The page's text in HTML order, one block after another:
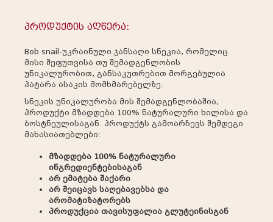
პროდუქტის აღწერა:
Bob snail-უკრაინული ჯანსაღი სნეკია, რომელიც
მისი შეფუთვისა თუ შემადგენლობის
უნიკალურობით, განსაკუთრებით მორგებულია
პატარა ასაკის მომხმარებელზე.
სნეკის უნიკალურობა მის შემადგენლობაშია,
პროდუქტი მზადდება 100% ნატურალური ხილისა და
ბოსტნეულისაგან. პროდუქტს გამოარჩევს შემდეგი
მახასიათებლები:
მზადდება 100% ნატურალური
ინგრედიენტებისაგან
არ ემატება შაქარი
არ შეიცავს საღებავებსა და
არომატიზატორებს
პროდუქცია თავისუფალია გლუტეინისგან